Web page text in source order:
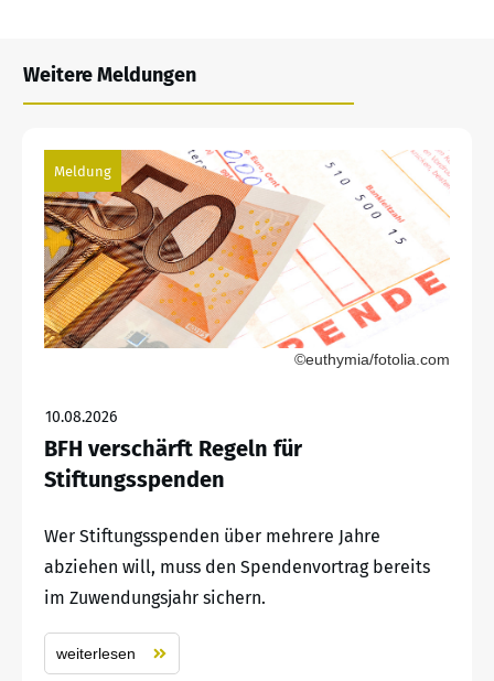
Weitere Meldungen
Meldung
©euthymia/fotolia.com
10.08.2026
BFH verschärft Regeln für
Stiftungsspenden
Wer Stiftungsspenden über mehrere Jahre
abziehen will, muss den Spendenvortrag bereits
im Zuwendungsjahr sichern.
weiterlesen